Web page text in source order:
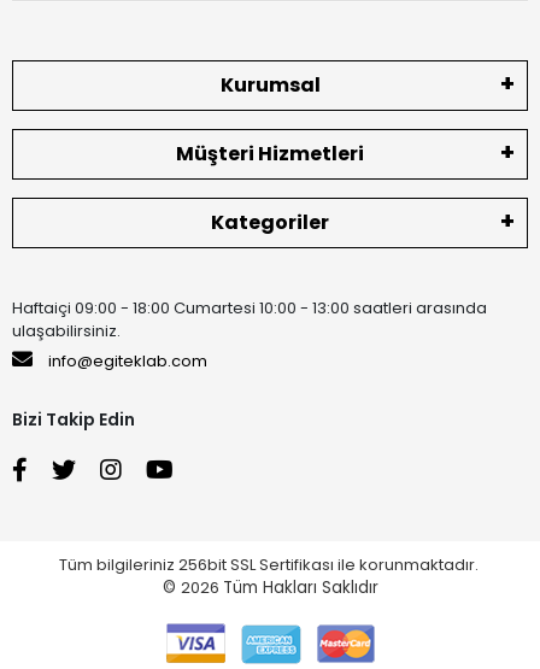
Kurumsal
Müşteri Hizmetleri
Kategoriler
Haftaiçi 09:00 - 18:00 Cumartesi 10:00 - 13:00 saatleri arasında
ulaşabilirsiniz.
info@egiteklab.com
Bizi Takip Edin
Tüm bilgileriniz 256bit SSL Sertifikası ile korunmaktadır.
© 2026 Tüm Hakları Saklıdır